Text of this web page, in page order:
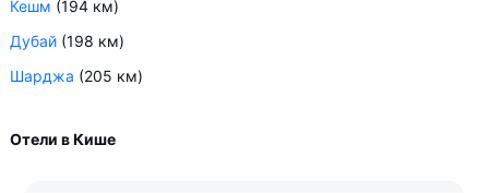
Кешм (194 км)
Дубай (198 км)
Шарджа (205 км)
Отели в Кише